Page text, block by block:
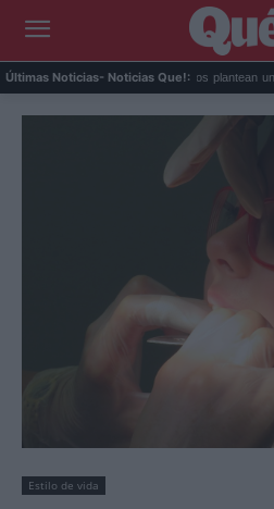
Últimas Noticias- Noticias Que!:
de médicos: los sindicatos plantean un paro...
Estilo de vida